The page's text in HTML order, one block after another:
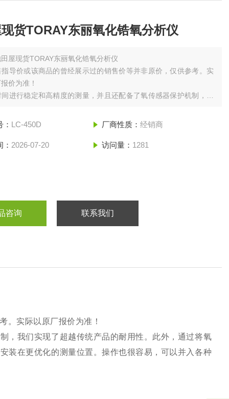
货TORAY东丽氧化锆氧分析仪
屋现货TORAY东丽氧化锆氧分析仪
导价或该商品的曾经展示过的销售价等并非原价，仅供参考。实
价为准！
进行稳定和高精度的测量，并且还配备了氧传感器保护机制，我
分制成薄壁安装结构，可以将其安装在更优化的测量位置。操作
LC-450D 厂商性质： 经销商
2026-07-20 访问量： 1281
咨询 联系我们
。实际以原厂报价为准！
，我们实现了超越传统产品的耐用性。此外，通过将氧
装在更优化的测量位置。操作也很容易，可以并入各种